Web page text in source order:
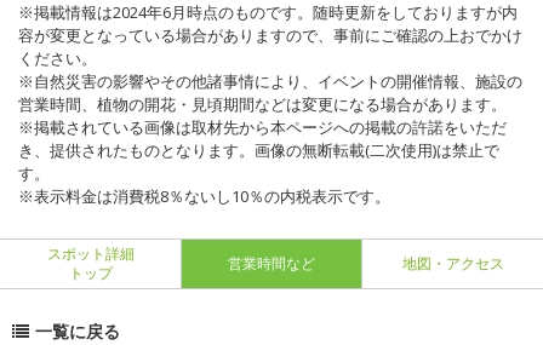
※掲載情報は2024年6月時点のものです。随時更新をしておりますが内
容が変更となっている場合がありますので、事前にご確認の上おでかけ
ください。
※自然災害の影響やその他諸事情により、イベントの開催情報、施設の
営業時間、植物の開花・見頃期間などは変更になる場合があります。
※掲載されている画像は取材先から本ページへの掲載の許諾をいただ
き、提供されたものとなります。画像の無断転載(二次使用)は禁止で
す。
※表示料金は消費税8％ないし10％の内税表示です。
スポット詳細
トップ
営業時間など 地図・アクセス
一覧に戻る